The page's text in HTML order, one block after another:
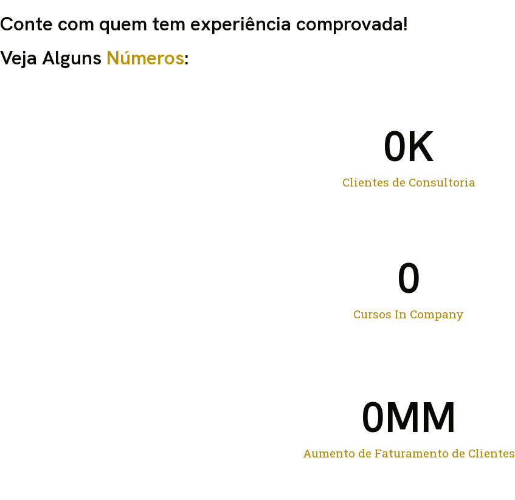
Conte com quem tem experiência comprovada!
Veja Alguns Números:
Clientes de Consultoria
0K
Cursos In Company
0
Aumento de Faturamento de Clientes
0MM